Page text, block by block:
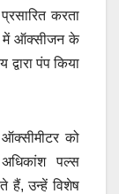
करता
में ऑक्सीजन के
पंप किया
को
पल्स
हैं, उन्हें विशेष